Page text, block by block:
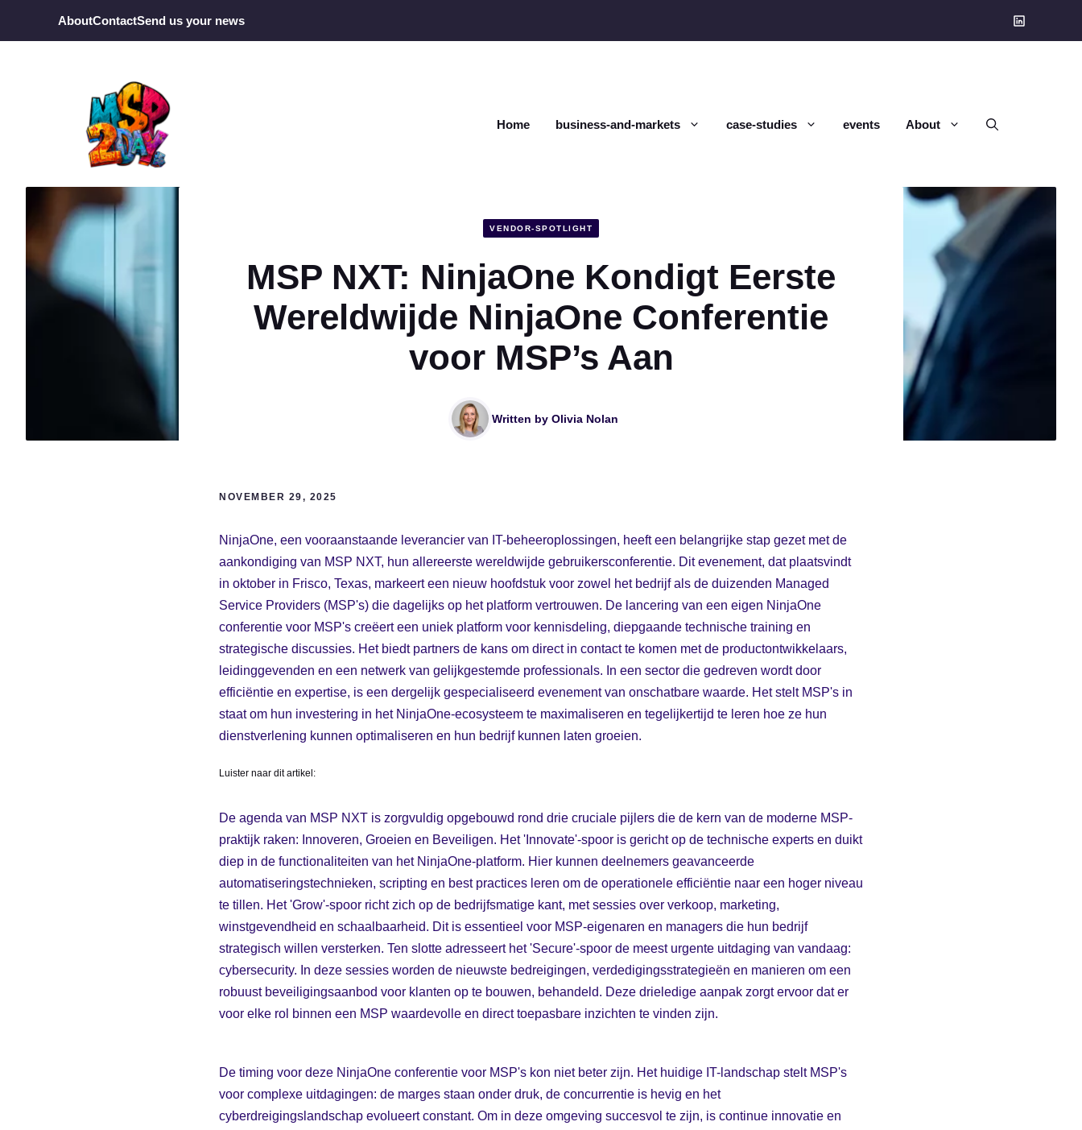
AboutContactSend us your news
Home business-and-markets case-studies events About
VENDOR-SPOTLIGHT
MSP NXT: NinjaOne Kondigt Eerste
Wereldwijde NinjaOne Conferentie
voor MSP’s Aan
Written by Olivia Nolan
NOVEMBER 29, 2025
NinjaOne, een vooraanstaande leverancier van IT-beheeroplossingen, heeft een belangrijke stap gezet met de
aankondiging van MSP NXT, hun allereerste wereldwijde gebruikersconferentie. Dit evenement, dat plaatsvindt
in oktober in Frisco, Texas, markeert een nieuw hoofdstuk voor zowel het bedrijf als de duizenden Managed
Service Providers (MSP's) die dagelijks op het platform vertrouwen. De lancering van een eigen NinjaOne
conferentie voor MSP's creëert een uniek platform voor kennisdeling, diepgaande technische training en
strategische discussies. Het biedt partners de kans om direct in contact te komen met de productontwikkelaars,
leidinggevenden en een netwerk van gelijkgestemde professionals. In een sector die gedreven wordt door
efficiëntie en expertise, is een dergelijk gespecialiseerd evenement van onschatbare waarde. Het stelt MSP's in
staat om hun investering in het NinjaOne-ecosysteem te maximaliseren en tegelijkertijd te leren hoe ze hun
dienstverlening kunnen optimaliseren en hun bedrijf kunnen laten groeien.
Luister naar dit artikel:
De agenda van MSP NXT is zorgvuldig opgebouwd rond drie cruciale pijlers die de kern van de moderne MSP-
praktijk raken: Innoveren, Groeien en Beveiligen. Het 'Innovate'-spoor is gericht op de technische experts en duikt
diep in de functionaliteiten van het NinjaOne-platform. Hier kunnen deelnemers geavanceerde
automatiseringstechnieken, scripting en best practices leren om de operationele efficiëntie naar een hoger niveau
te tillen. Het 'Grow'-spoor richt zich op de bedrijfsmatige kant, met sessies over verkoop, marketing,
winstgevendheid en schaalbaarheid. Dit is essentieel voor MSP-eigenaren en managers die hun bedrijf
strategisch willen versterken. Ten slotte adresseert het 'Secure'-spoor de meest urgente uitdaging van vandaag:
cybersecurity. In deze sessies worden de nieuwste bedreigingen, verdedigingsstrategieën en manieren om een
robuust beveiligingsaanbod voor klanten op te bouwen, behandeld. Deze drieledige aanpak zorgt ervoor dat er
voor elke rol binnen een MSP waardevolle en direct toepasbare inzichten te vinden zijn.
De timing voor deze NinjaOne conferentie voor MSP's kon niet beter zijn. Het huidige IT-landschap stelt MSP's
voor complexe uitdagingen: de marges staan onder druk, de concurrentie is hevig en het
cyberdreigingslandschap evolueert constant. Om in deze omgeving succesvol te zijn, is continue innovatie en